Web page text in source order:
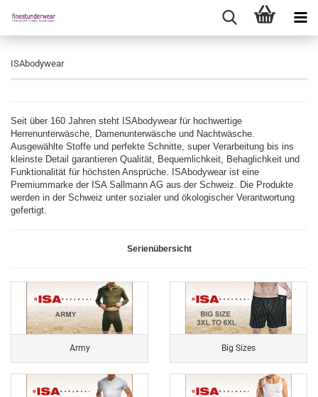
ISAbodywear
Seit über 160 Jahren steht ISAbodywear für hochwertige
Herrenunterwäsche, Damenunterwäsche und Nachtwäsche.
Ausgewählte Stoffe und perfekte Schnitte, super Verarbeitung bis ins
kleinste Detail garantieren Qualität, Bequemlichkeit, Behaglichkeit und
Funktionalität für höchsten Ansprüche. ISAbodywear ist eine
Premiummarke der ISA Sallmann AG aus der Schweiz. Die Produkte
werden in der Schweiz unter sozialer und ökologischer Verantwortung
gefertigt.
Serienübersicht
Army Big Sizes